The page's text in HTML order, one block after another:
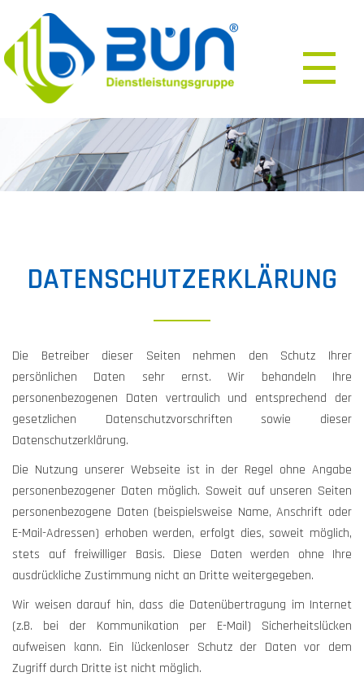
DATENSCHUTZERKLÄRUNG
Die Betreiber dieser Seiten nehmen den Schutz Ihrer
persönlichen Daten sehr ernst. Wir behandeln Ihre
personenbezogenen Daten vertraulich und entsprechend der
gesetzlichen Datenschutzvorschriften sowie dieser
Datenschutzerklärung.
Die Nutzung unserer Webseite ist in der Regel ohne Angabe
personenbezogener Daten möglich. Soweit auf unseren Seiten
personenbezogene Daten (beispielsweise Name, Anschrift oder
E-Mail-Adressen) erhoben werden, erfolgt dies, soweit möglich,
stets auf freiwilliger Basis. Diese Daten werden ohne Ihre
ausdrückliche Zustimmung nicht an Dritte weitergegeben.
Wir weisen darauf hin, dass die Datenübertragung im Internet
(z.B. bei der Kommunikation per E-Mail) Sicherheitslücken
aufweisen kann. Ein lückenloser Schutz der Daten vor dem
Zugriff durch Dritte ist nicht möglich.